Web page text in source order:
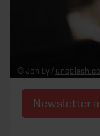
© Jon Ly /
Newsletter